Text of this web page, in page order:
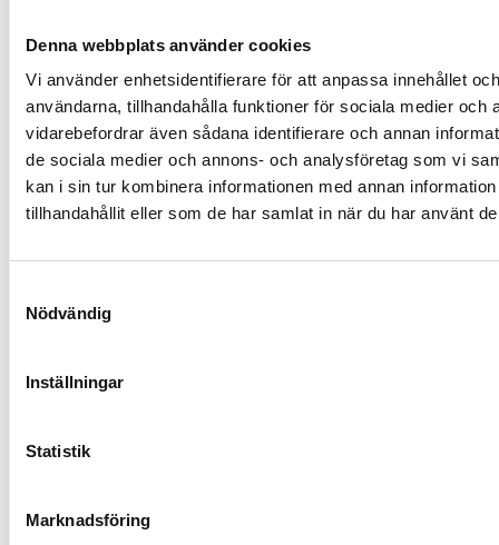
Denna webbplats använder cookies
Vi använder enhetsidentifierare för att anpassa innehållet
användarna, tillhandahålla funktioner för sociala medier och
vidarebefordrar även sådana identifierare och annan
de sociala medier och annons- och analysföretag som vi
kan i sin tur kombinera informationen med annan
tillhandahållit eller som de har samlat in när du har använt
Nödvändig
Inställningar
Statistik
Marknadsföring
Jag vill veta mer!